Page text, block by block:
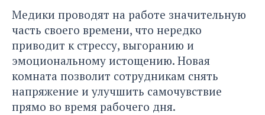
Медики проводят на работе значительную
часть своего времени, что нередко
приводит к стрессу, выгоранию и
эмоциональному истощению. Новая
комната позволит сотрудникам снять
напряжение и улучшить самочувствие
прямо во время рабочего дня.